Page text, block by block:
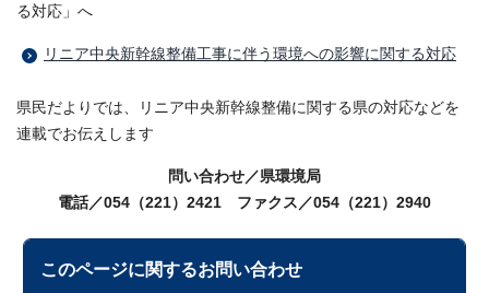
る対応」へ
リニア中央新幹線整備工事に伴う環境への影響に関する対応
県民だよりでは、リニア中央新幹線整備に関する県の対応などを
連載でお伝えします
問い合わせ／県環境局
電話／054（221）2421 ファクス／054（221）2940
このページに関するお問い合わせ